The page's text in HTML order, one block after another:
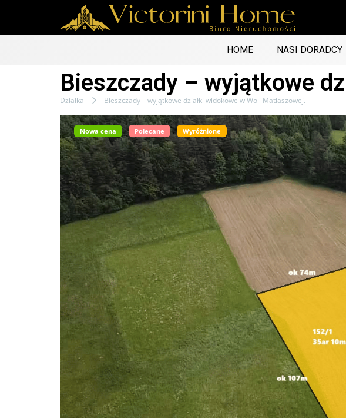
HOME NASI DORADCY
Bieszczady – wyjątkowe
Działka Bieszczady – wyjątkowe działki widokowe w Woli Matiaszowej.
Nowa cena Polecane Wyróżnione